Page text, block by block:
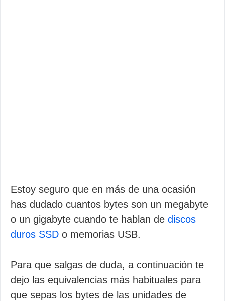
Estoy seguro que en más de una ocasión
has dudado cuantos bytes son un megabyte
o un gigabyte cuando te hablan de discos
duros SSD o memorias USB.
Para que salgas de duda, a continuación te
dejo las equivalencias más habituales para
que sepas los bytes de las unidades de